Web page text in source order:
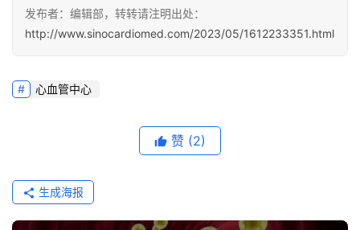
临
床
研
究
专
题
发布者：编辑部，转转请注明出处：
http://www.sinocardiomed.com/2023/05/1612233351.html
心血管中心
赞 (2)
生成海报